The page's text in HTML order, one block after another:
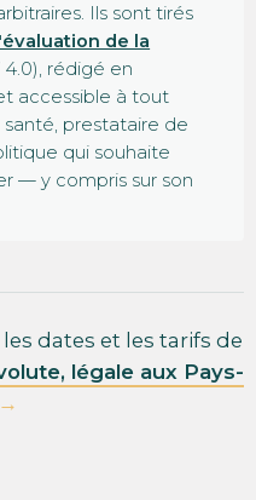
Ils sont tirés
de la
4.0), rédigé en
accessible à tout
prestataire de
qui souhaite
— y compris sur son
dates et les tarifs de
légale aux Pays-
→